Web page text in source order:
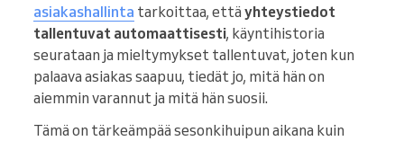
asiakashallinta tarkoittaa, että yhteystiedot
tallentuvat automaattisesti, käyntihistoria
seurataan ja mieltymykset tallentuvat, joten kun
palaava asiakas saapuu, tiedät jo, mitä hän on
aiemmin varannut ja mitä hän suosii.
Tämä on tärkeämpää sesonkihuipun aikana kuin